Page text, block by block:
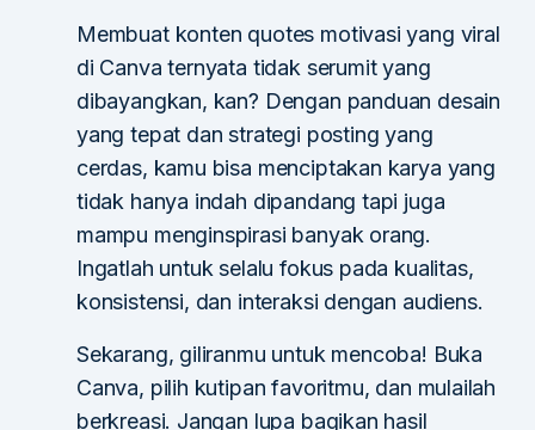
Membuat konten quotes motivasi yang viral
di Canva ternyata tidak serumit yang
dibayangkan, kan? Dengan panduan desain
yang tepat dan strategi posting yang
cerdas, kamu bisa menciptakan karya yang
tidak hanya indah dipandang tapi juga
mampu menginspirasi banyak orang.
Ingatlah untuk selalu fokus pada kualitas,
konsistensi, dan interaksi dengan audiens.
Sekarang, giliranmu untuk mencoba! Buka
Canva, pilih kutipan favoritmu, dan mulailah
berkreasi. Jangan lupa bagikan hasil